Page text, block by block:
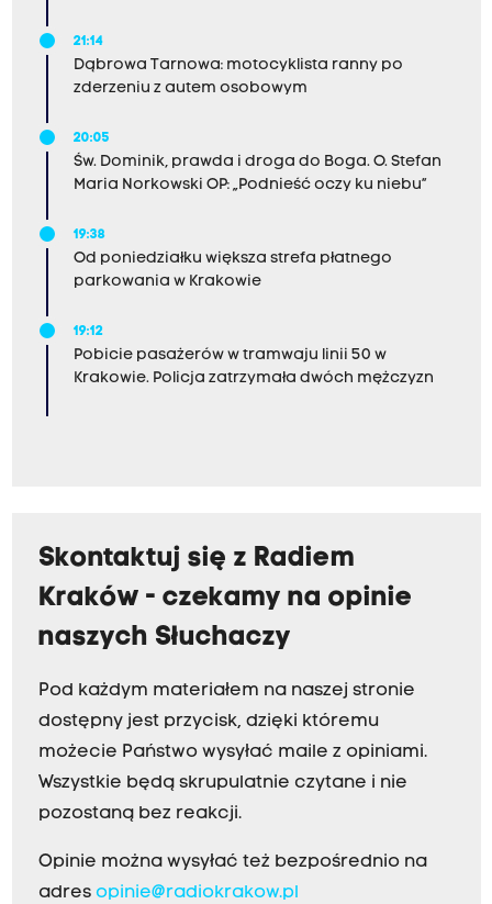
21:14
Dąbrowa Tarnowa: motocyklista ranny po
zderzeniu z autem osobowym
20:05
Św. Dominik, prawda i droga do Boga. O. Stefan
Maria Norkowski OP: „Podnieść oczy ku niebu”
19:38
Od poniedziałku większa strefa płatnego
parkowania w Krakowie
19:12
Pobicie pasażerów w tramwaju linii 50 w
Krakowie. Policja zatrzymała dwóch mężczyzn
Skontaktuj się z Radiem
Kraków - czekamy na opinie
naszych Słuchaczy
Pod każdym materiałem na naszej stronie
dostępny jest przycisk, dzięki któremu
możecie Państwo wysyłać maile z opiniami.
Wszystkie będą skrupulatnie czytane i nie
pozostaną bez reakcji.
Opinie można wysyłać też bezpośrednio na
adres opinie@radiokrakow.pl